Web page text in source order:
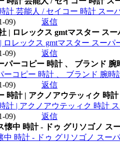
計 芸能人 / セイコー 時計 スー
09)
返信
| ロレックス gmtマスター ス
ロレックス gmtマスター スーパ
09)
返信
パーコピー 時計 、 ブランド
ーコピー 時計 、 ブランド 腕時
09)
返信
時計 | アクノアウテッィク 時
計 | アクノアウテッィク 時計
09)
返信
懐中 時計 - ドゥ グリソゴノ ス
中 時計 - ドゥ グリソゴノ スー